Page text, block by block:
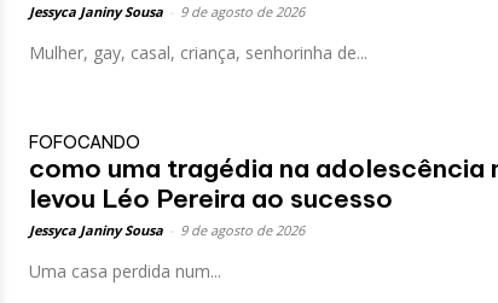
Jessyca Janiny Sousa 9 de agosto de 2026
Mulher, gay, casal, criança, senhorinha de...
FOFOCANDO
como uma tragédia na
levou Léo Pereira ao sucesso
Jessyca Janiny Sousa 9 de agosto de 2026
Uma casa perdida num...